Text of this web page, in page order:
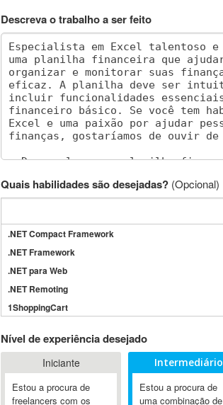
Descreva o trabalho a ser feito
Quais habilidades são desejadas? (Opcional)
.NET Compact Framework
.NET Framework
.NET para Web
.NET Remoting
1ShoppingCart
3GSM
4D Dimension
802.11
A&P
Nível de experiência desejado
Iniciante
Estou a procura de
freelancers com os
Intermediário
Estou a procura de
uma combinação de